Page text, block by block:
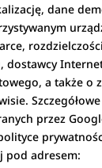
dane
dostawcy
a także o
przez
pod adresem: